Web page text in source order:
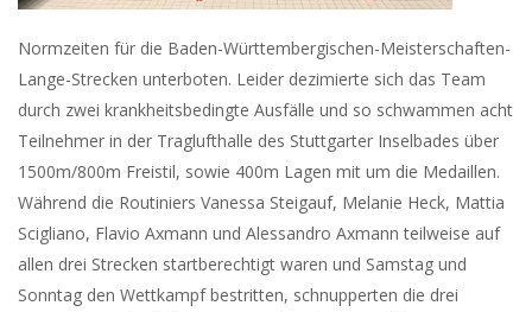
Normzeiten für die Baden-Württembergischen-Meisterschaften-
Lange-Strecken unterboten. Leider dezimierte sich das Team
durch zwei krankheitsbedingte Ausfälle und so schwammen acht
Teilnehmer in der Traglufthalle des Stuttgarter Inselbades über
1500m/800m Freistil, sowie 400m Lagen mit um die Medaillen.
Während die Routiniers Vanessa Steigauf, Melanie Heck, Mattia
Scigliano, Flavio Axmann und Alessandro Axmann teilweise auf
allen drei Strecken startberechtigt waren und Samstag und
Sonntag den Wettkampf bestritten, schnupperten die drei